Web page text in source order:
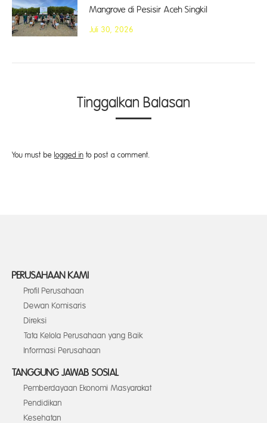
Mangrove di Pesisir Aceh Singkil
Juli 30, 2026
Tinggalkan Balasan
You must be logged in to post a comment.
PERUSAHAAN KAMI
Profil Perusahaan
Dewan Komisaris
Direksi
Tata Kelola Perusahaan yang Baik
Informasi Perusahaan
TANGGUNG JAWAB SOSIAL
Pemberdayaan Ekonomi Masyarakat
Pendidikan
Kesehatan